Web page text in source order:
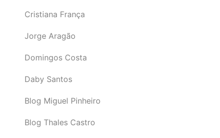
Cristiana França
Jorge Aragão
Domingos Costa
Daby Santos
Blog Miguel Pinheiro
Blog Thales Castro